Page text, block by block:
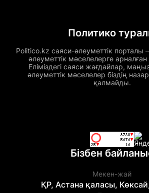
Политико
Politico.kz саяси-әлеуметтік порталы –
әлеуметтік мәселелерге арналған
Еліміздегі саяси жағдайлар,
әлеуметтік мәселелер біздің
қалмайды.
Бізбен
Мекен-жай
ҚР, Астана қаласы,